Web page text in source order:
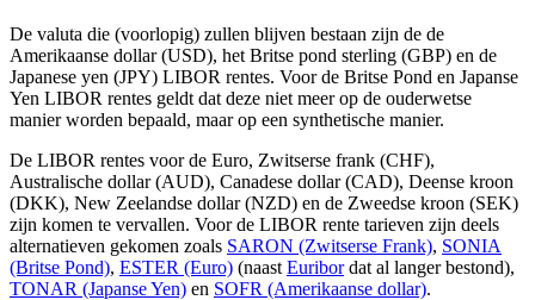
De valuta die (voorlopig) zullen blijven bestaan zijn de de
Amerikaanse dollar (USD), het Britse pond sterling (GBP) en de
Japanese yen (JPY) LIBOR rentes. Voor de Britse Pond en Japanse
Yen LIBOR rentes geldt dat deze niet meer op de ouderwetse
manier worden bepaald, maar op een synthetische manier.
De LIBOR rentes voor de Euro, Zwitserse frank (CHF),
Australische dollar (AUD), Canadese dollar (CAD), Deense kroon
(DKK), New Zeelandse dollar (NZD) en de Zweedse kroon (SEK)
zijn komen te vervallen. Voor de LIBOR rente tarieven zijn deels
alternatieven gekomen zoals SARON (Zwitserse Frank), SONIA
(Britse Pond), ESTER (Euro) (naast Euribordat al langer bestond),
TONAR (Japanse Yen) en SOFR (Amerikaanse dollar).